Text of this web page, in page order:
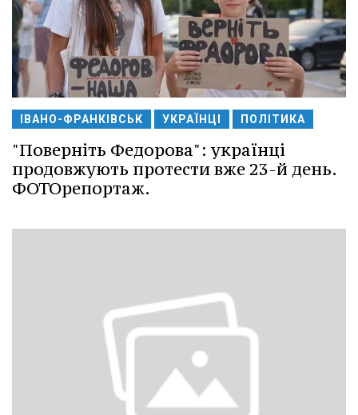
ІВАНО-ФРАНКІВСЬК УКРАЇНЦІ ПОЛІТИКА
"Поверніть Федорова": українці
продовжують протести вже 23-й день.
ФОТОрепортаж.